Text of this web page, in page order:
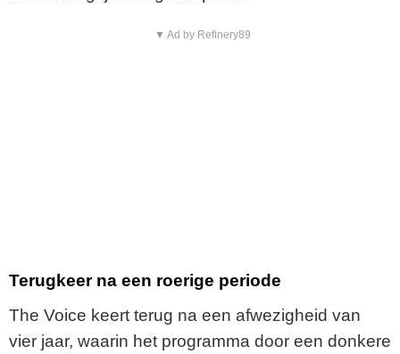
▼ Ad by Refinery89
Terugkeer na een roerige periode
The Voice keert terug na een afwezigheid van
vier jaar, waarin het programma door een donkere